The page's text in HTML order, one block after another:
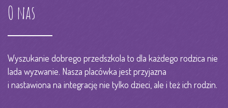
O nas
Wyszukanie dobrego przedszkola to dla każdego rodzica nie
lada wyzwanie. Nasza placówka jest przyjazna
i nastawiona na integrację nie tylko dzieci, ale i też ich rodzin.